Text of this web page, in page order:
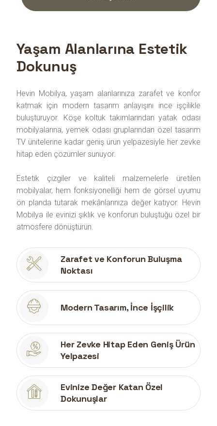
Yaşam Alanlarına Estetik
Dokunuş
Hevin Mobilya, yaşam alanlarınıza zarafet ve konfor
katmak için modern tasarım anlayışını ince işçilikle
buluşturuyor. Köşe koltuk takımlarından yatak odası
mobilyalarına, yemek odası gruplarından özel tasarım
TV ünitelerine kadar geniş ürün yelpazesiyle her zevke
hitap eden çözümler sunuyor.
Estetik çizgiler ve kaliteli malzemelerle üretilen
mobilyalar, hem fonksiyonelliği hem de görsel uyumu
ön planda tutarak mekânlarınıza değer katıyor. Hevin
Mobilya ile evinizi şıklık ve konforun buluştuğu özel bir
atmosfere dönüştürün.
Zarafet ve Konforun Buluşma
Noktası
Modern Tasarım, İnce İşçilik
Her Zevke Hitap Eden Geniş Ürün
Yelpazesi
Evinize Değer Katan Özel
Dokunuşlar